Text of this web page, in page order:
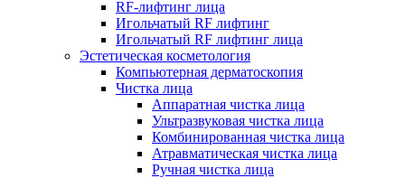
RF-лифтинг лица
Игольчатый RF лифтинг
Игольчатый RF лифтинг лица
Эстетическая косметология
Компьютерная дерматоскопия
Чистка лица
Аппаратная чистка лица
Ультразвуковая чистка лица
Комбинированная чистка лица
Атравматическая чистка лица
Ручная чистка лица